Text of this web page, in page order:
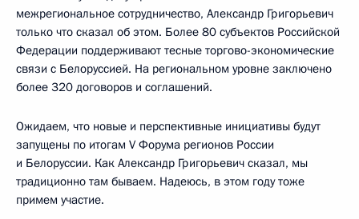
межрегиональное сотрудничество, Александр Григорьевич
только что сказал об этом. Более 80 субъектов Российской
Федерации поддерживают тесные торгово-экономические
связи с Белоруссией. На региональном уровне заключено
более 320 договоров и соглашений.
Ожидаем, что новые и перспективные инициативы будут
запущены по итогам V Форума регионов России
и Белоруссии. Как Александр Григорьевич сказал, мы
традиционно там бываем. Надеюсь, в этом году тоже
примем участие.